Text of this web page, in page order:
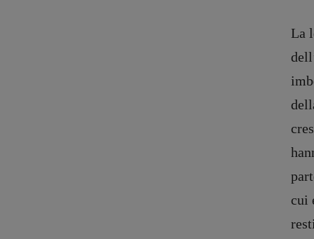
La
cui